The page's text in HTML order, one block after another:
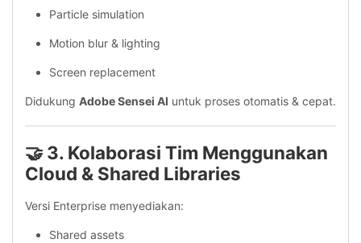
Particle simulation
Motion blur & lighting
Screen replacement
Didukung Adobe Sensei AI untuk proses otomatis & cepat.
🤝 3. Kolaborasi Tim Menggunakan
Cloud & Shared Libraries
Versi Enterprise menyediakan:
Shared assets